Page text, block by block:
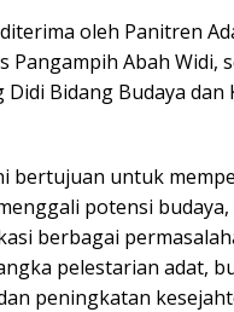
oleh Panitren
Pangampih Abah Widi,
Didi Bidang Budaya dan
bertujuan untuk
potensi budaya,
berbagai
pelestarian adat,
peningkatan